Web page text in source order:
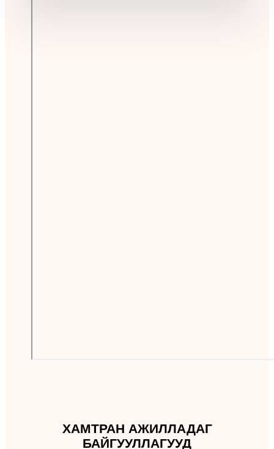
ХАМТРАН АЖИЛЛАДАГ
БАЙГУУЛЛАГУУД